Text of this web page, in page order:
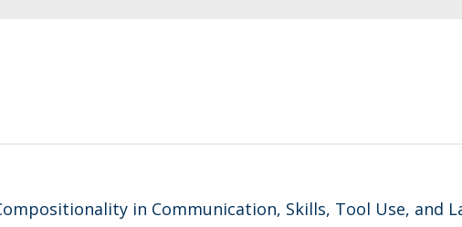
in Communication, Skills, Tool Use, and